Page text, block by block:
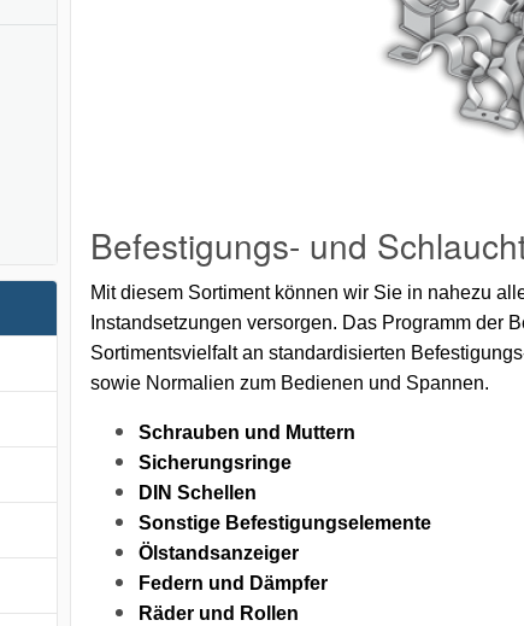
Befestigungs- und
Mit diesem Sortiment können wir Sie in nahezu
Instandsetzungen versorgen. Das Programm der
Sortimentsvielfalt an standardisierten
sowie Normalien zum Bedienen und Spannen.
Schrauben und Muttern
Sicherungsringe
DIN Schellen
Sonstige Befestigungselemente
Ölstandsanzeiger
Federn und Dämpfer
Räder und Rollen